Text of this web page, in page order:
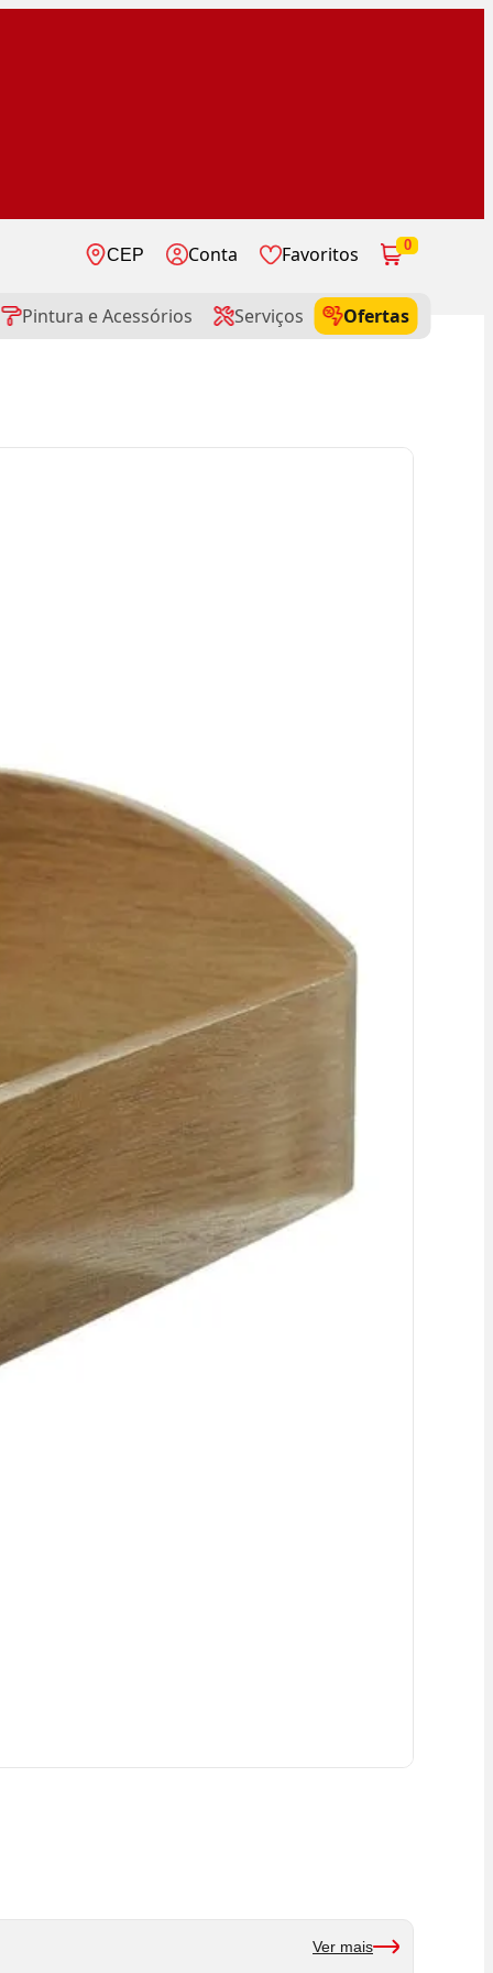
CEP Conta Favoritos 0
Pintura e Acessórios Serviços
Ofertas
Ver mais